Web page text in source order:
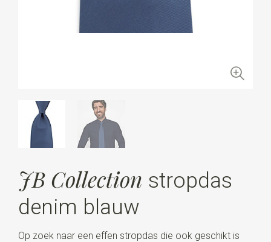
JB Collection stropdas
denim blauw
Op zoek naar een effen stropdas die ook geschikt is